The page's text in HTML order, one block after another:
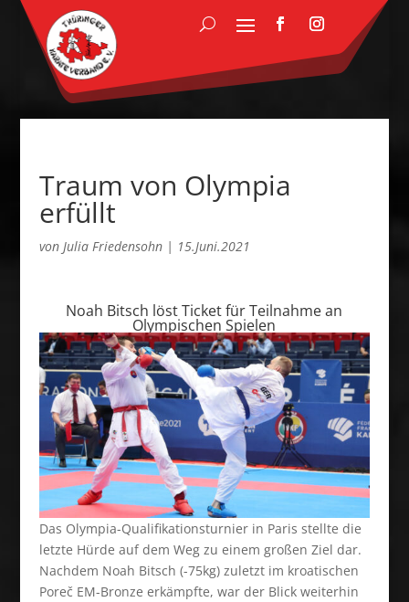
Traum von Olympia
erfüllt
von Julia Friedensohn| 15.Juni.2021
Noah Bitsch löst Ticket für Teilnahme an
Olympischen Spielen
Das Olympia-Qualifikationsturnier in Paris stellte die
letzte Hürde auf dem Weg zu einem großen Ziel dar.
Nachdem Noah Bitsch (-75kg) zuletzt im kroatischen
Poreč EM-Bronze erkämpfte, war der Blick weiterhin